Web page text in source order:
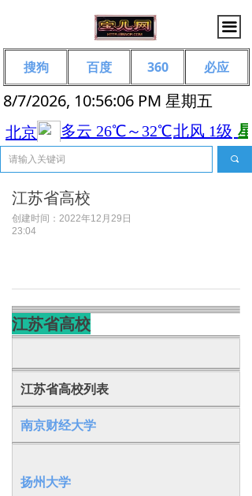
끀
8/7/2026, 10:56:07 PM 星期五
끠
搜狗 百度 360 必应
江苏省高校
创建时间： 2022年12月29日
23:04
江苏省高校
江苏省高校列表
南京财经大学
扬州大学